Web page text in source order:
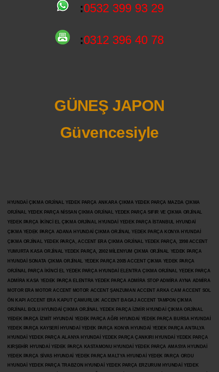
:0532 399 93 29
:0312 396 40 78
GÜNEŞ JAPON
Güvencesiyle
HYUNDAİ ÇIKMA ORJİNAL YEDEK PARÇA ANKARA ÇIKMA YEDEK PARÇA MAZDA ÇIKMA
ORJİNAL YEDEK PARÇA NİSSAN ÇIKMA ORJİNAL YEDEK PARÇA SIFIR VE ÇIKMA ORJİNAL
YEDEK PARÇA İKİNCİ EL ÇIKMA ORJİNAL HYUNDAİ YEDEK PARÇA İSTANBUL HYUNDAİ
ÇIKMA YEDEK PARÇA ADANA HYUNDAİ ÇIKMA ORJİNAL YEDEK PARÇA KONYA HYUNDAİ
ÇIKMA ORJİNAL YEDEK PARÇA, ACCENT ERA ÇIKMA ORJİNAL YEDEK PARÇA, 1998 ACCENT
YUMURTA KASA ORJİNAL YEDEK PARÇA, 2002 MİLENYUM ÇIKMA ORJİNAL YEDEK PARÇA
HYUNDAİ SONATA ÇIKMA ORJİNAL YEDEK PARÇA 2005 ACCENT ÇIKMA YEDEK PARÇA
ORJİNAL PARÇA İKİNCİ EL YEDEK PARÇA HYUNDAİ ELENTRA ÇIKMA ORJİNAL YEDEK PARÇA
ADMİRA KASA YEDEK PARÇA ELENTRA YEDEK PARÇA ADMİRA STOP ADMİRA AYNA ADMİRA
MOTOR ERA MOTOR ACCENT MOTOR ACCENT ŞANZUMAN ACCENT ARKA CAM ACCENT SOL
ÖN KAPI ACCENT ERA KAPUT ÇAMURLUK ACCENT BAGAJ ACCENT TAMPON ÇIKMA
ORJİNAL BOLU HYUNDAİ ÇIKMA ORJİNAL YEDEK PARÇA İZMİR HYUNDAİ ÇIKMA ORJİNAL
YEDEK PARÇA İZMİT HYUNDAİ YEDEK PARÇA AĞRI HYUNDAİ YEDEK PARÇA BURSA HYUNDAİ
YEDEK PARÇA KAYSERİ HYUNDAİ YEDEK PARÇA KONYA HYUNDAİ YEDEK PARÇA ANTALYA
HYUNDAİ YEDEK PARÇA ALANYA HYUNDAİ YEDEK PARÇA ÇANKIRI HYUNDAİ YEDEK PARÇA
KIRŞEHİR HYUNDAİ YEDEK PARÇA KASTAMONU HYUNDAİ YEDEK PARÇA AMASYA HYUNDAİ
YEDEK PARÇA SİVAS HYUNDAİ YEDEK PARÇA MALTYA HYUNDAİ YEDEK PARÇA ORDU
HYUNDAİ YEDEK PARÇA TRABZON HYUNDAİ YEDEK PARÇA ERZURUM HYUNDAİ YEDEK